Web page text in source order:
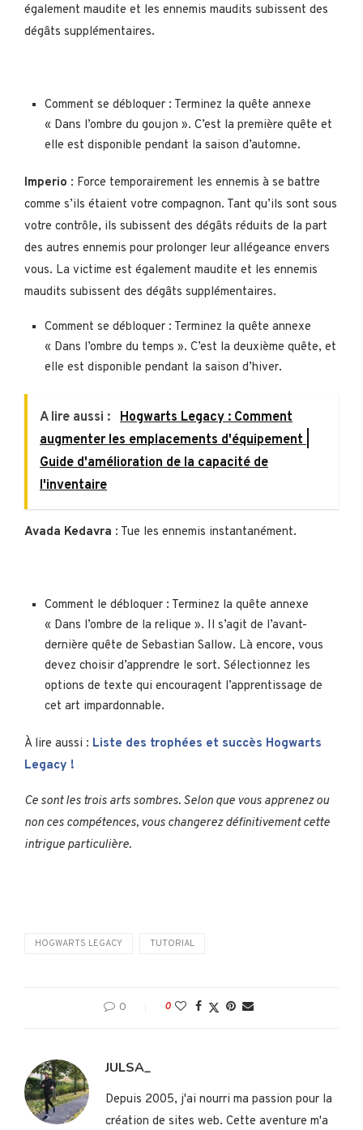
également maudite et les ennemis maudits subissent des
dégâts supplémentaires.
Comment se débloquer : Terminez la quête annexe
« Dans l’ombre du goujon ». C’est la première quête et
elle est disponible pendant la saison d’automne.
Imperio : Force temporairement les ennemis à se battre
comme s’ils étaient votre compagnon. Tant qu’ils sont sous
votre contrôle, ils subissent des dégâts réduits de la part
des autres ennemis pour prolonger leur allégeance envers
vous. La victime est également maudite et les ennemis
maudits subissent des dégâts supplémentaires.
Comment se débloquer : Terminez la quête annexe
« Dans l’ombre du temps ». C’est la deuxième quête, et
elle est disponible pendant la saison d’hiver.
A lire aussi :
Hogwarts Legacy : Comment
augmenter les emplacements d'équipement |
Guide d'amélioration de la capacité de
l'inventaire
Avada Kedavra : Tue les ennemis instantanément.
Comment le débloquer : Terminez la quête annexe
« Dans l’ombre de la relique ». Il s’agit de l’avant-
dernière quête de Sebastian Sallow. Là encore, vous
devez choisir d’apprendre le sort. Sélectionnez les
options de texte qui encouragent l’apprentissage de
cet art impardonnable.
À lire aussi : Liste des trophées et succès Hogwarts
Legacy !
Ce sont les trois arts sombres. Selon que vous apprenez ou
non ces compétences, vous changerez définitivement cette
intrigue particulière.
HOGWARTS LEGACY TUTORIAL
0 0
JULSA_
Depuis 2005, j'ai nourri ma passion pour la
création de sites web. Cette aventure m'a